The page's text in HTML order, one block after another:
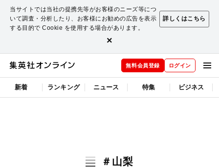
当サイトでは当社の提携先等がお客様のニーズ等につ
いて調査・分析したり、お客様にお勧めの広告を表示
する目的で Cookie を使用する場合があります。
詳しくはこちら
×
無料会員登録 ログイン
新着 ランキング ニュース 特集 ビジネス
＃山梨